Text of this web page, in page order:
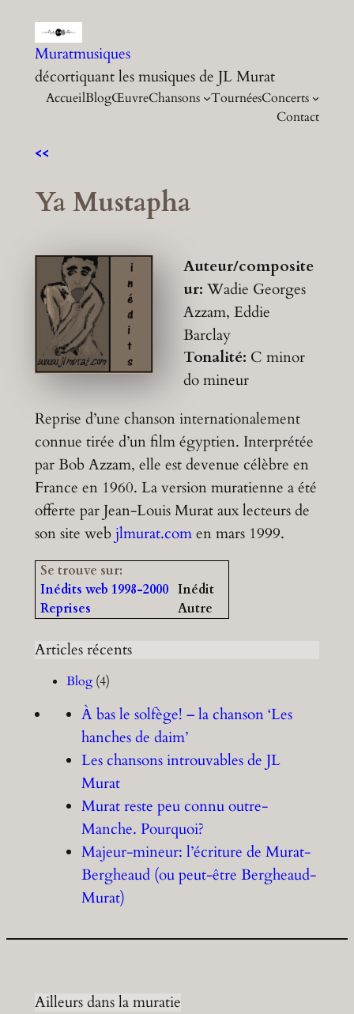
contenu
Muratmusiques
décortiquant les musiques de JL Murat
AccueilBlogŒuvreChansons TournéesConcerts
Contact
<<
Ya Mustapha
Auteur/composite
ur:Wadie Georges
Azzam, Eddie
Barclay
Tonalité: C minor
do mineur
Reprise d’une chanson internationalement
connue tirée d’un film égyptien. Interprétée
par Bob Azzam, elle est devenue célèbre en
France en 1960. La version muratienne a été
offerte par Jean-Louis Murat aux lecteurs de
son site webjlmurat.comen mars 1999.
Se trouve sur:
Inédits web 1998-2000 Inédit
Reprises
Autre
Articles récents
Blog(4)
À bas le solfège! – la chanson ‘Les
hanches de daim’
Les chansons introuvables de JL
Murat
Murat reste peu connu outre-
Manche. Pourquoi?
Majeur-mineur: l’écriture de Murat-
Bergheaud (ou peut-être Bergheaud-
Murat)
Ailleurs dans la muratie